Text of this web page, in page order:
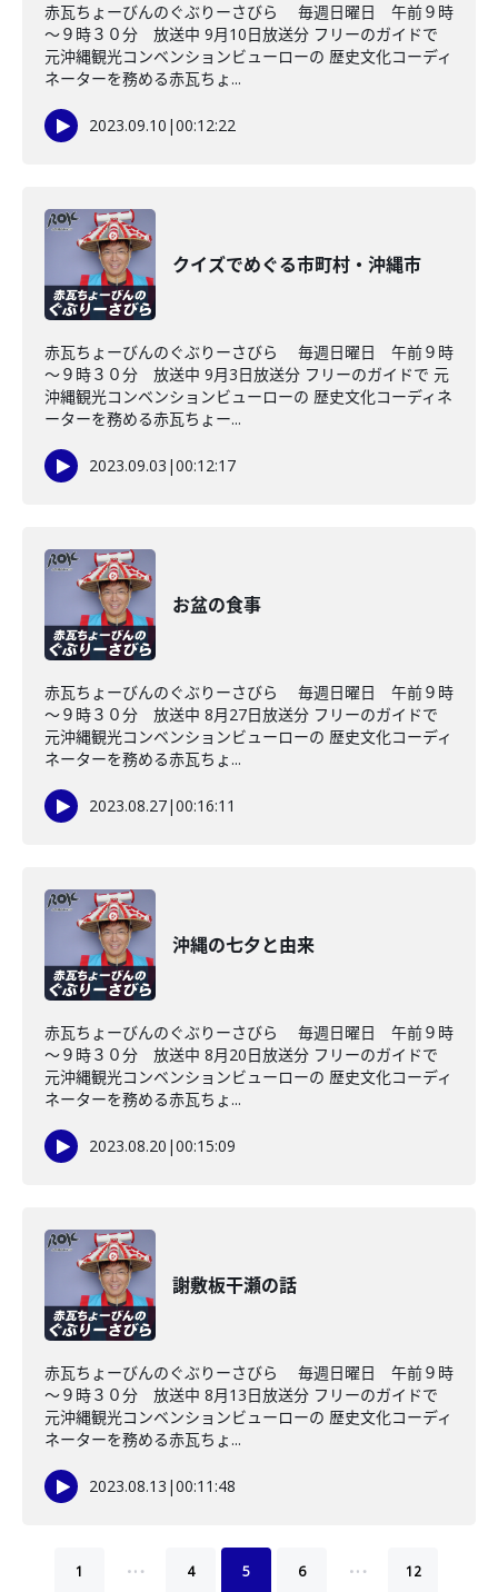
赤瓦ちょーびんのぐぶりーさびら 毎週日曜日 午前９時
～９時３０分 放送中 9月10日放送分 フリーのガイドで
元沖縄観光コンベンションビューローの 歴史文化コーディ
ネーターを務める赤瓦ちょ...
2023.09.10 |00:12:22
クイズでめぐる市町村・沖縄市
赤瓦ちょーびんのぐぶりーさびら 毎週日曜日 午前９時
～９時３０分 放送中 9月3日放送分 フリーのガイドで 元
沖縄観光コンベンションビューローの 歴史文化コーディネ
ーターを務める赤瓦ちょー...
2023.09.03 |00:12:17
お盆の食事
赤瓦ちょーびんのぐぶりーさびら 毎週日曜日 午前９時
～９時３０分 放送中 8月27日放送分 フリーのガイドで
元沖縄観光コンベンションビューローの 歴史文化コーディ
ネーターを務める赤瓦ちょ...
2023.08.27|00:16:11
沖縄の七夕と由来
赤瓦ちょーびんのぐぶりーさびら 毎週日曜日 午前９時
～９時３０分 放送中 8月20日放送分 フリーのガイドで
元沖縄観光コンベンションビューローの 歴史文化コーディ
ネーターを務める赤瓦ちょ...
2023.08.20 |00:15:09
謝敷板干瀬の話
赤瓦ちょーびんのぐぶりーさびら 毎週日曜日 午前９時
～９時３０分 放送中 8月13日放送分 フリーのガイドで
元沖縄観光コンベンションビューローの 歴史文化コーディ
ネーターを務める赤瓦ちょ...
2023.08.13 |00:11:48
1 … 4 5 6 … 12